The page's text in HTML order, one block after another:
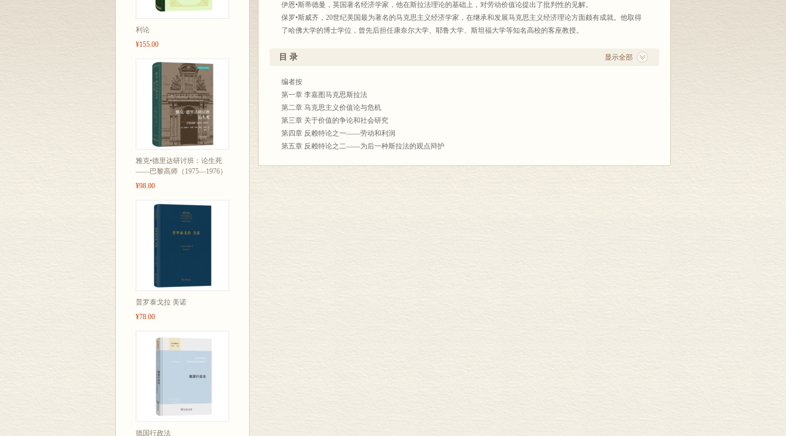
利论
¥155.00
雅克•德里达研讨班：论生死
——巴黎高师（1975—1976）
¥98.00
普罗泰戈拉 美诺
¥78.00
德国行政法
伊恩•斯蒂德曼，英国著名经济学家，他在斯拉法理论的基础上，对劳动价值论提出了批判性的见解。
保罗•斯威齐，20世纪美国最为著名的马克思主义经济学家，在继承和发展马克思主义经济理论方面颇有成就。他取得
了哈佛大学的博士学位，曾先后担任康奈尔大学、耶鲁大学、斯坦福大学等知名高校的客座教授。
显示全部
目 录
编者按
第一章 李嘉图马克思斯拉法
第二章 马克思主义价值论与危机
第三章 关于价值的争论和社会研究
第四章 反赖特论之一——劳动和利润
第五章 反赖特论之二——为后一种斯拉法的观点辩护